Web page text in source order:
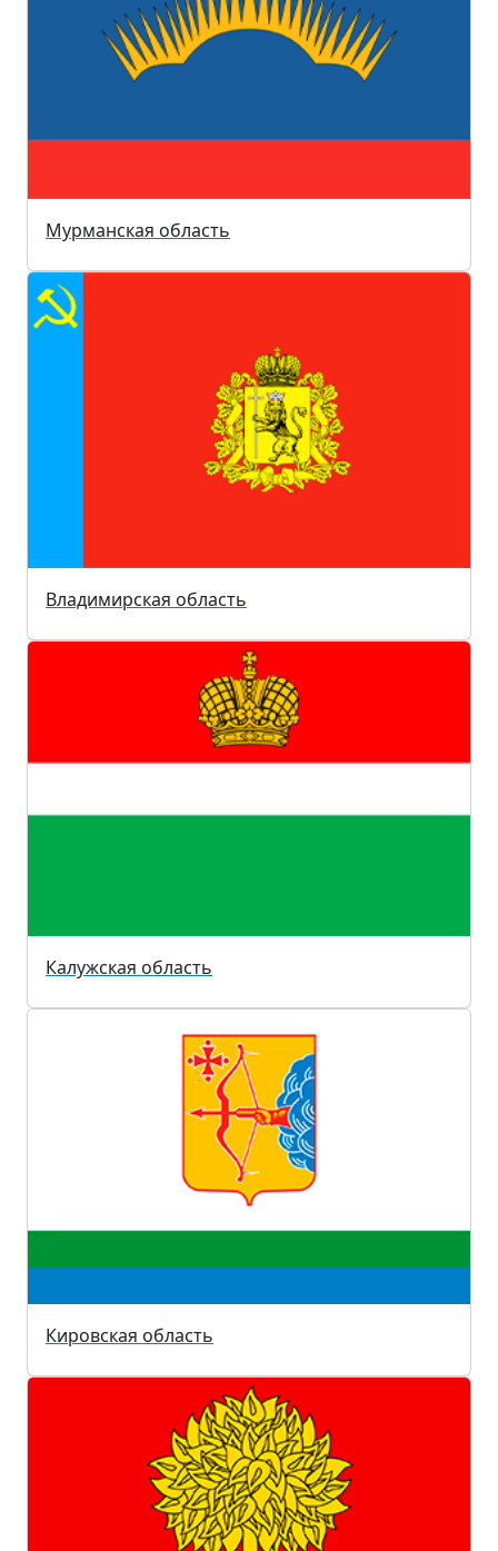
Мурманская область
Владимирская область
Калужская область
Кировская область